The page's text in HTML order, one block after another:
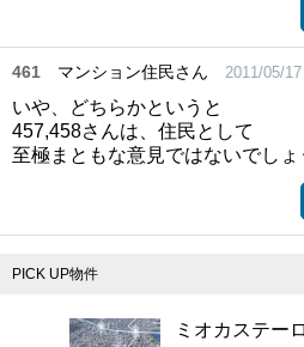
461 マンション住民さん 2011/05/
いや、どちらかというと
457,458さんは、住民として
至極まともな意見ではないでしょ
PICK UP物件
ミオカステー